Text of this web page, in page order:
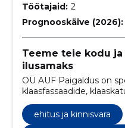
Töötajaid: 2
Prognooskäive (2026):
Teeme teie kodu
ilusamaks
OÜ AUF Paigaldus on
klaasfassaadide,
vahetusele.
ehitus ja kinnisvara